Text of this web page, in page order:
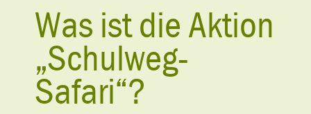
Was ist die Aktion
„Schulweg-
Safari“?